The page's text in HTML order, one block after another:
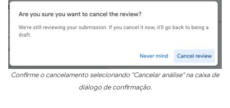
Confirme o cancelamento selecionando "Cancelar análise" na caixa de
diálogo de confirmação.